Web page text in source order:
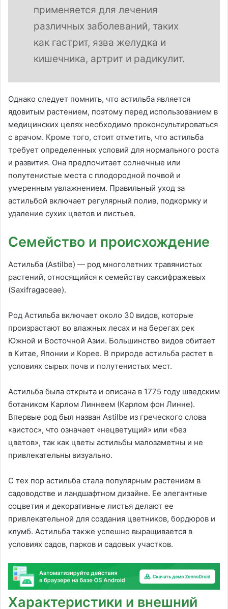
применяется для лечения
различных заболеваний, таких
как гастрит, язва желудка и
кишечника, артрит и радикулит.
Однако следует помнить, что астильба является
ядовитым растением, поэтому перед использованием в
медицинских целях необходимо проконсультироваться
с врачом. Кроме того, стоит отметить, что астильба
требует определенных условий для нормального роста
и развития. Она предпочитает солнечные или
полутенистые места с плодородной почвой и
умеренным увлажнением. Правильный уход за
астильбой включает регулярный полив, подкормку и
удаление сухих цветов и листьев.
Семейство и происхождение
Астильба (Astilbe) — род многолетних травянистых
растений, относящийся к семейству саксифражевых
(Saxifragaceae).
Род Астильба включает около 30 видов, которые
произрастают во влажных лесах и на берегах рек
Южной и Восточной Азии. Большинство видов обитает
в Китае, Японии и Корее. В природе астильба растет в
условиях сырых почв и полутенистых мест.
Астильба была открыта и описана в 1775 году шведским
ботаником Карлом Линнеем (Карлом фон Линне).
Впервые род был назван Astilbe из греческого слова
«аистос», что означает «нецветущий» или «без
цветов», так как цветы астильбы малозаметны и не
привлекательны визуально.
С тех пор астильба стала популярным растением в
садоводстве и ландшафтном дизайне. Ее элегантные
соцветия и декоративные листья делают ее
привлекательной для создания цветников, бордюров и
клумб. Астильба также успешно выращивается в
условиях садов, парков и садовых участков.
Характеристики и внешний